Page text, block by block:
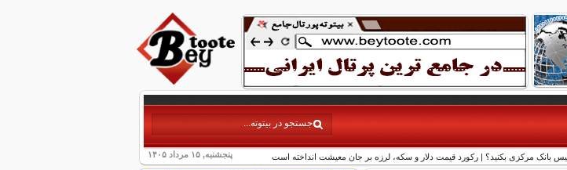
پنجشنبه, ۱۵ مرداد ۱۴۰۵ بانک مرکزی بکنید؟ | رکورد قیمت دلار و سکه، لرزه بر جان معیشت انداخته است